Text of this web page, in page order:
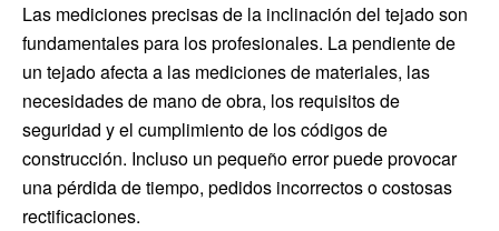
Las mediciones precisas de la inclinación del tejado son
fundamentales para los profesionales. La pendiente de
un tejado afecta a las mediciones de materiales, las
necesidades de mano de obra, los requisitos de
seguridad y el cumplimiento de los códigos de
construcción. Incluso un pequeño error puede provocar
una pérdida de tiempo, pedidos incorrectos o costosas
rectificaciones.